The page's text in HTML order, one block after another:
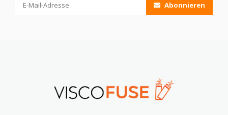
Abonnieren